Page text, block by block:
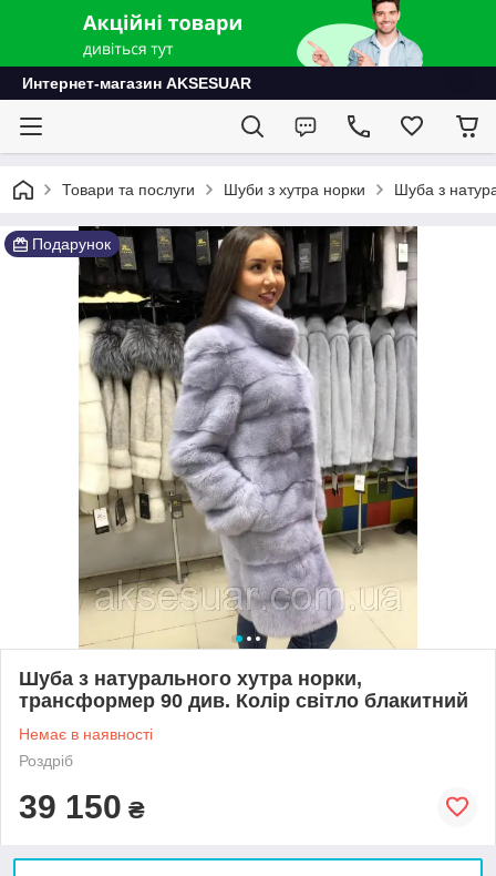
Интернет-магазин AKSESUAR
Товари та послуги Шуби з хутра норки Шуба з
Подарунок
Шуба з натурального хутра норки,
трансформер 90 див. Колір світло блакитний
Немає в наявності
Роздріб
39 150 ₴